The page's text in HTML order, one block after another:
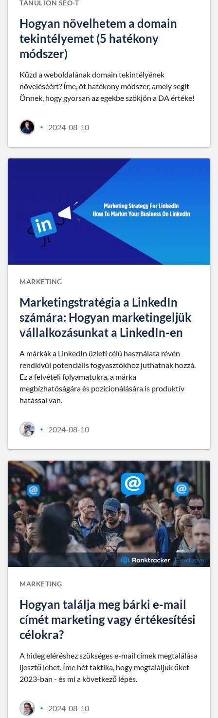
TANULJON SEO-T
Hogyan növelhetem a domain
tekintélyemet (5 hatékony
módszer)
Küzd a weboldalának domain tekintélyének
növeléséért? Íme, öt hatékony módszer, amely segít
Önnek, hogy gyorsan az egekbe szökjön a DA értéke!
• 2024-08-10
MARKETING
Marketingstratégia a LinkedIn
számára: Hogyan marketingeljük
vállalkozásunkat a LinkedIn-en
A márkák a LinkedIn üzleti célú használata révén
rendkívül potenciális fogyasztókhoz juthatnak hozzá.
Ez a felvételi folyamatukra, a márka
megbízhatóságára és pozícionálására is produktív
hatással van.
• 2024-08-10
MARKETING
Hogyan találja meg bárki e-mail
címét marketing vagy értékesítési
célokra?
A hideg eléréshez szükséges e-mail címek megtalálása
ijesztő lehet. Íme hét taktika, hogy megtaláljuk őket
2023-ban - és mi a következő lépés.
• 2024-08-10